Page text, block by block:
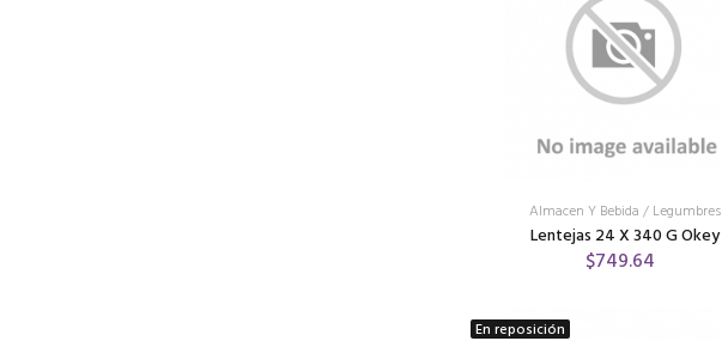
Almacen Y Bebida / Legumbres
Lentejas 24 X 340 G Okey
$749.64
En reposición